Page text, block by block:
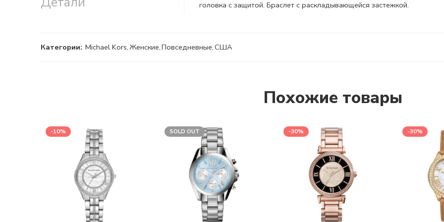
головка с защитой. Браслет с раскладывающейся застежкой.
Категории: Michael Kors,Женские,Повседневные,США
Похожие товары
-10% SOLD OUT -30% -30%